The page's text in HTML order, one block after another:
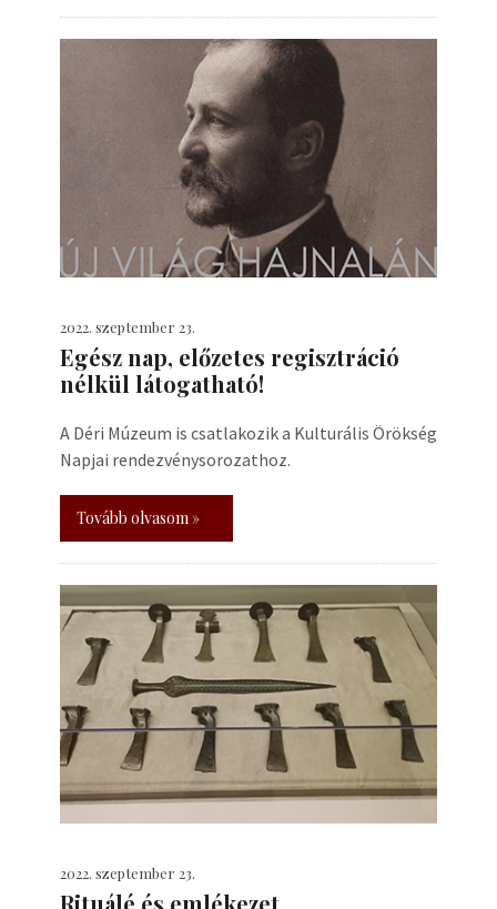
2022. szeptember 23.
Egész nap, előzetes regisztráció
nélkül látogatható!
A Déri Múzeum is csatlakozik a Kulturális Örökség
Napjai rendezvénysorozathoz.
Tovább olvasom »
2022. szeptember 23.
Rituálé és emlékezet